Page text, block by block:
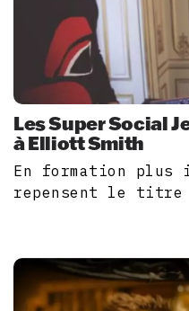
Les Super Social
à Elliott Smith
En formation
repensent le titre